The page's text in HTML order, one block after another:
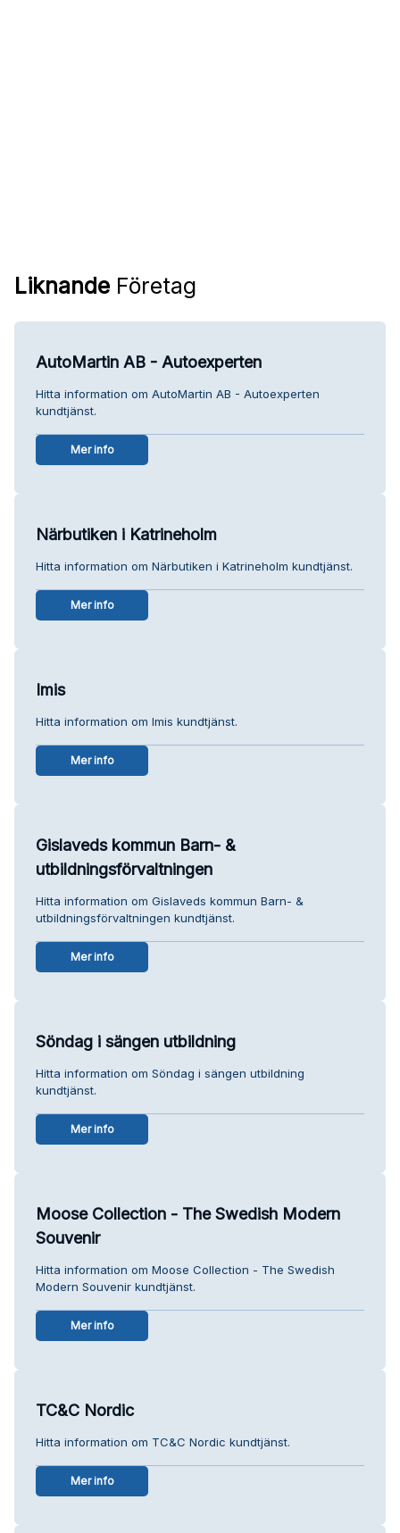
Liknande Företag
AutoMartin AB - Autoexperten
Hitta information om AutoMartin AB - Autoexperten
kundtjänst.
Mer info
Närbutiken i Katrineholm
Hitta information om Närbutiken i Katrineholm kundtjänst.
Mer info
Imis
Hitta information om Imis kundtjänst.
Mer info
Gislaveds kommun Barn- &
utbildningsförvaltningen
Hitta information om Gislaveds kommun Barn- &
utbildningsförvaltningen kundtjänst.
Mer info
Söndag i sängen utbildning
Hitta information om Söndag i sängen utbildning
kundtjänst.
Mer info
Moose Collection - The Swedish Modern
Souvenir
Hitta information om Moose Collection - The Swedish
Modern Souvenir kundtjänst.
Mer info
TC&C Nordic
Hitta information om TC&C Nordic kundtjänst.
Mer info